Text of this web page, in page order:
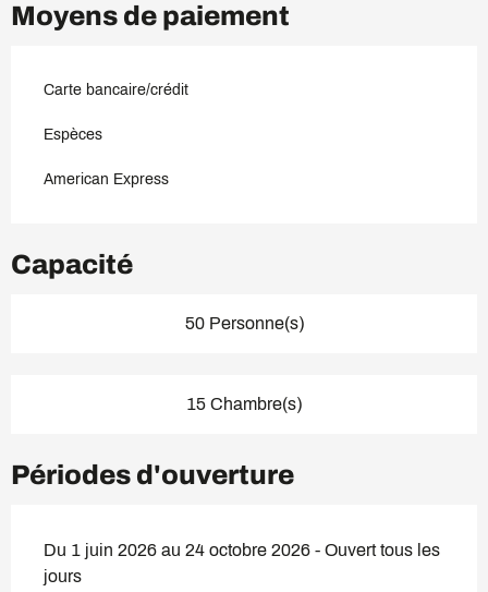
Moyens de paiement
Carte bancaire/crédit
Espèces
American Express
Capacité
50 Personne(s)
15 Chambre(s)
Périodes d'ouverture
Du 1 juin 2026 au 24 octobre 2026 - Ouvert tous les
jours